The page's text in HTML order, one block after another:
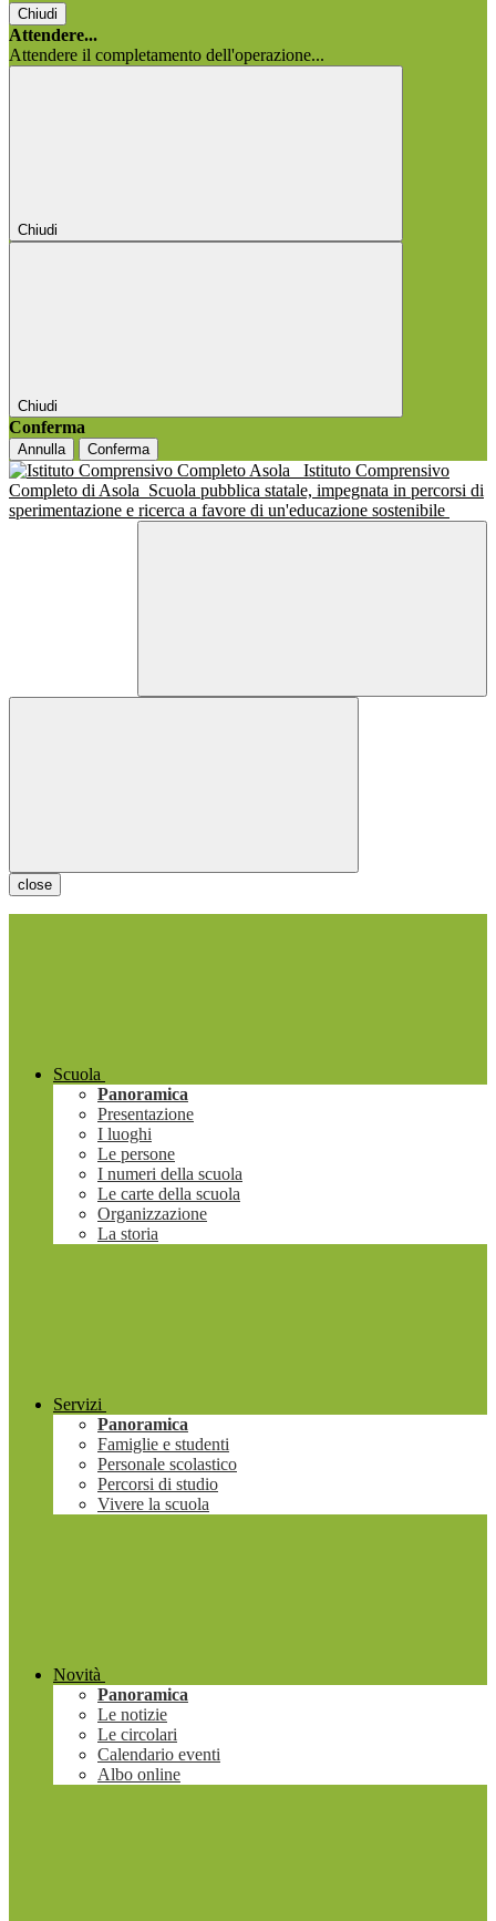
Chiudi
Attendere...
Attendere il completamento dell'operazione...
Chiudi
Chiudi
Conferma
Annulla Conferma
Istituto Comprensivo
Completo di Asola Scuola pubblica statale, impegnata in percorsi di
sperimentazione e ricerca a favore di un'educazione sostenibile
close
Scuola
Panoramica
Presentazione
I luoghi
Le persone
I numeri della scuola
Le carte della scuola
Organizzazione
La storia
Servizi
Panoramica
Famiglie e studenti
Personale scolastico
Percorsi di studio
Vivere la scuola
Novità
Panoramica
Le notizie
Le circolari
Calendario eventi
Albo online